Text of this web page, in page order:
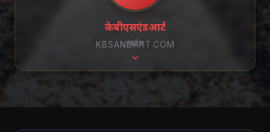
केबीएसएंडआर्ट
KBSANDART.COM
स्क्रॉल